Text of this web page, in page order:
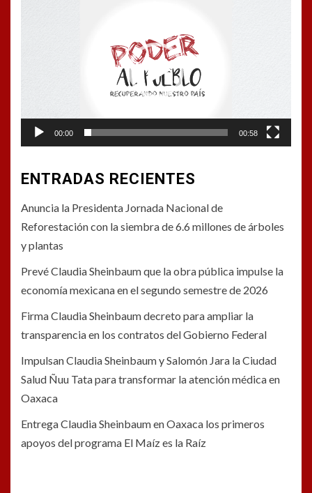
00:00 00:58
ENTRADAS RECIENTES
Anuncia la Presidenta Jornada Nacional de
Reforestación con la siembra de 6.6 millones de árboles
y plantas
Prevé Claudia Sheinbaum que la obra pública impulse la
economía mexicana en el segundo semestre de 2026
Firma Claudia Sheinbaum decreto para ampliar la
transparencia en los contratos del Gobierno Federal
Impulsan Claudia Sheinbaum y Salomón Jara la Ciudad
Salud Ñuu Tata para transformar la atención médica en
Oaxaca
Entrega Claudia Sheinbaum en Oaxaca los primeros
apoyos del programa El Maíz es la Raíz